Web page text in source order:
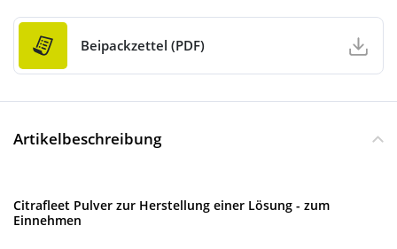
Beipackzettel (PDF)
Artikelbeschreibung
Citrafleet Pulver zur Herstellung einer Lösung - zum
Einnehmen